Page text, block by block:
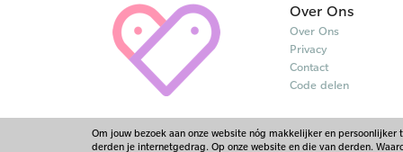
Over Ons
Over Ons
Privacy
Contact
Code delen
Om jouw bezoek aan onze website nóg makkelijker en
derden je internetgedrag. Op onze website en die van derden.